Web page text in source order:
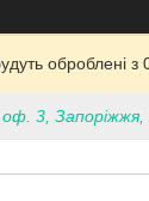
оброблені
3, Запоріжжя,